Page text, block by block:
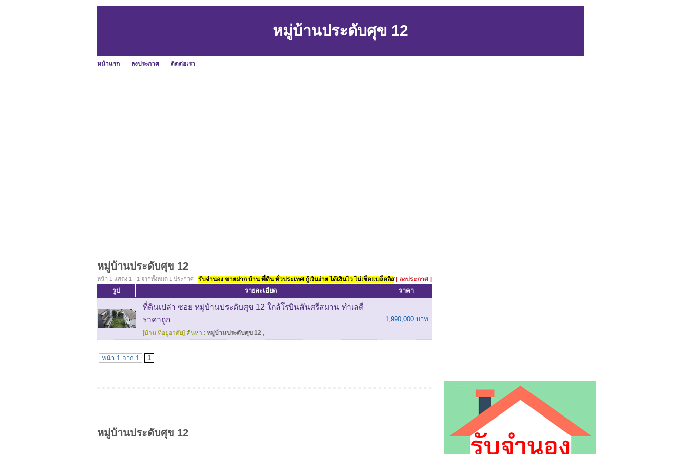
หมู่บ้านประดับศุข 12
หน้าแรก ลงประกาศ ติดต่อเรา
หมู่บ้านประดับศุข 12
หน้า 1 แสดง 1 - 1 จากทั้งหมด 1 ประกาศ รับจำนอง ขายฝาก บ้าน ที่ดิน ทั่วประเทศ กู้เงินง่าย ได้เงินไว ไม่เช็คแบล็คลิส [ ลงประกาศ ]
รูป รายละเอียด ราคา
ที่ดินเปล่า ซอย หมู่บ้านประดับศุข 12 ใกล้โรบินสันศรีสมาน ทำเลดี
ราคาถูก
[บ้าน ที่อยู่อาศัย] ค้นหา : หมู่บ้านประดับศุข 12 ,
1,990,000 บาท
หน้า 1 จาก 1 1
หมู่บ้านประดับศุข 12